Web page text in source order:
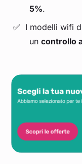
5%.
I modelli wifi
uncontrollo